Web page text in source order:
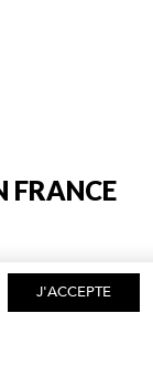
FRANCE
J'ACCEPTE